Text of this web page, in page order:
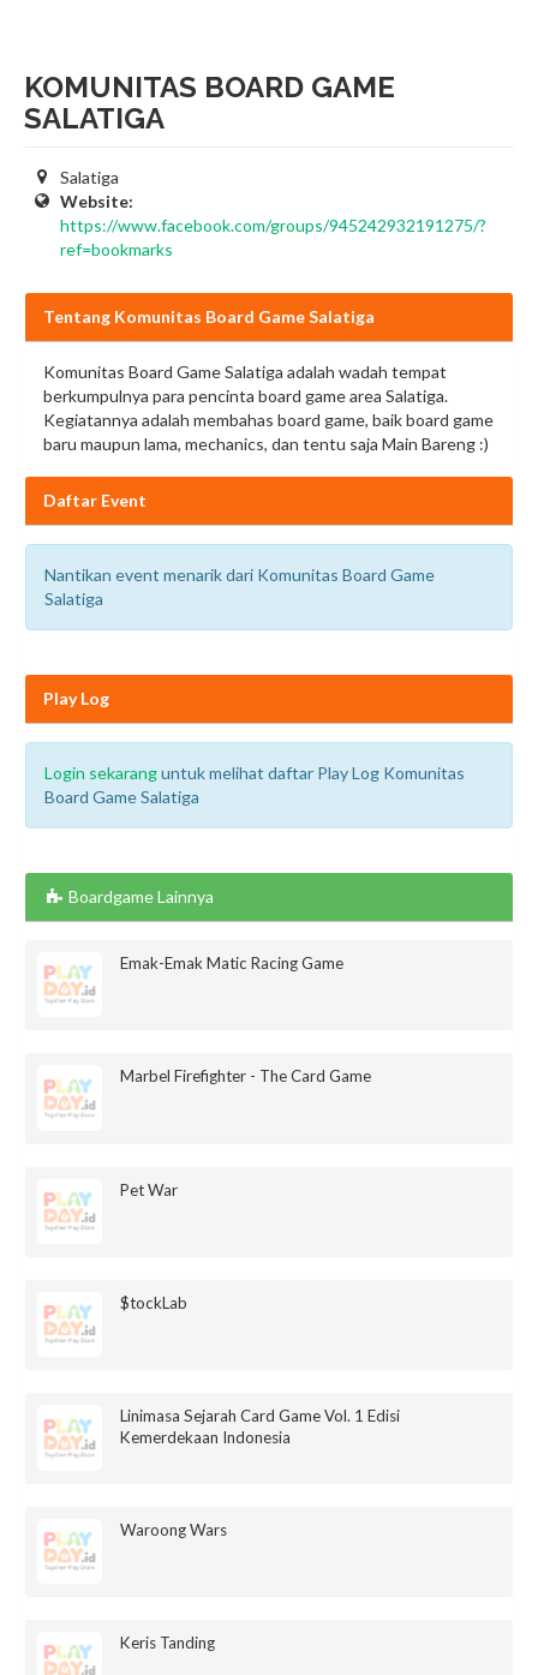
KOMUNITAS BOARD GAME
SALATIGA
Salatiga
Website:
https://www.facebook.com/groups/945242932191275/?
ref=bookmarks
Tentang Komunitas Board Game Salatiga
Komunitas Board Game Salatiga adalah wadah tempat
berkumpulnya para pencinta board game area Salatiga.
Kegiatannya adalah membahas board game, baik board game
baru maupun lama, mechanics, dan tentu saja Main Bareng :)
Daftar Event
Nantikan event menarik dari Komunitas Board Game
Salatiga
Play Log
Login sekaranguntuk melihat daftar Play Log Komunitas
Board Game Salatiga
Boardgame Lainnya
Emak-Emak Matic Racing Game
Marbel Firefighter - The Card Game
Pet War
$tockLab
Linimasa Sejarah Card Game Vol. 1 Edisi
Kemerdekaan Indonesia
Waroong Wars
Keris Tanding